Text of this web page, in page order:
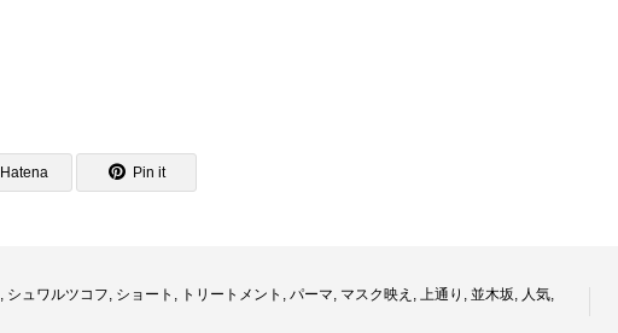
Hatena Pin it
シュワルツコフ ショート トリートメント パーマ マスク映え 上通り 並木坂 人気